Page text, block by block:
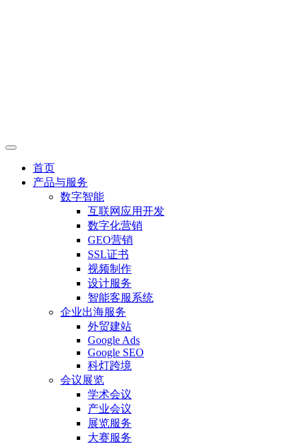
首页
产品与服务
数字智能
互联网应用开发
数字化营销
GEO营销
SSL证书
视频制作
设计服务
智能客服系统
企业出海服务
外贸建站
Google Ads
Google SEO
科灯跨境
会议展览
学术会议
产业会议
展览服务
大赛服务